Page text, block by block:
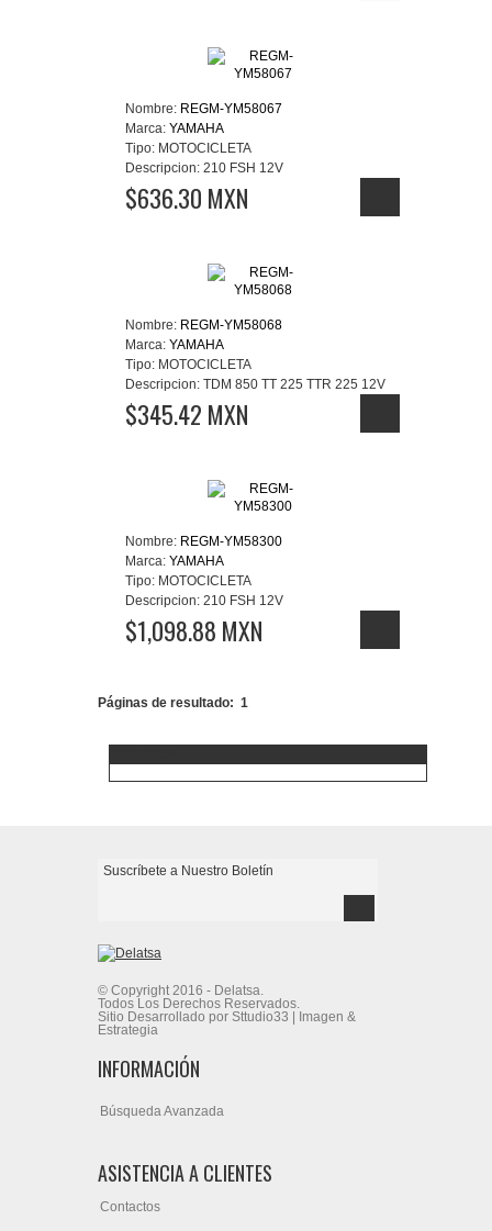
Nombre: REGM-YM58067
Marca: YAMAHA
Tipo: MOTOCICLETA
Descripcion: 210 FSH 12V
$636.30 MXN
Nombre: REGM-YM58068
Marca: YAMAHA
Tipo: MOTOCICLETA
Descripcion: TDM 850 TT 225 TTR 225 12V
$345.42 MXN
Nombre: REGM-YM58300
Marca: YAMAHA
Tipo: MOTOCICLETA
Descripcion: 210 FSH 12V
$1,098.88 MXN
Páginas de resultado: 1
© Copyright 2016 - Delatsa.
Todos Los Derechos Reservados.
Sitio Desarrollado por Sttudio33 | Imagen &
Estrategia
INFORMACIÓN
Búsqueda Avanzada
ASISTENCIA A CLIENTES
Contactos